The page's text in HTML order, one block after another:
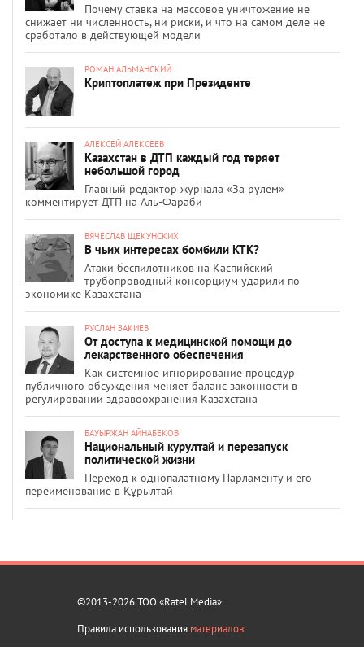
Почему ставка на массовое уничтожение не
снижает ни численность, ни риски, и что на самом деле не
сработало в действующей модели
РОМАН АЛЬМАНСКИЙ
Криптоплатеж при Президенте
АЛЕКСЕЙ АЛЕКСЕЕВ
Казахстан в ДТП каждый год теряет
небольшой город
Главный редактор журнала «За рулём»
комментирует ДТП на Аль-Фараби
ВЯЧЕСЛАВ ЩЕКУНСКИХ
В чьих интересах бомбили КТК?
Атаки беспилотников на Каспийский
трубопроводный консорциум ударили по
экономике Казахстана
РУСЛАН ЗАКИЕВ
От доступа к медицинской помощи до
лекарственного обеспечения
Как системное игнорирование процедур
публичного обсуждения меняет баланс законности в
регулировании здравоохранения Казахстана
БАУЫРЖАН АЙНАБЕКОВ
Национальный курултай и перезапуск
политической жизни
Переход к однопалатному Парламенту и его
переименование в Құрылтай
©2013-2026 ТОО «Ratel Media»
Правила использования материалов